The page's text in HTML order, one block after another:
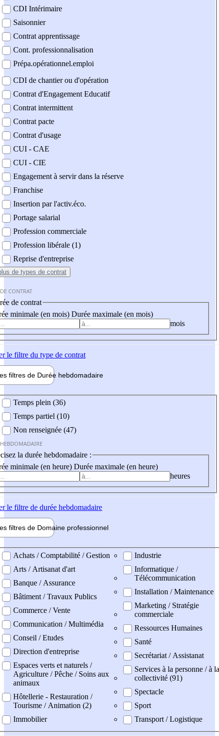
CDI Intérimaire
Saisonnier
Contrat apprentissage
Cont. professionnalisation
Prépa.opérationnel.emploi
CDI de chantier ou d'opération
Contrat d'Engagement Educatif
Contrat intermittent
Contrat pacte
Contrat d'usage
CUI - CAE
CUI - CIE
Engagement à servir dans la réserve
Franchise
Insertion par l'activ.éco.
Portage salarial
Profession commerciale
Profession libérale (1)
Reprise d'entreprise
de types de contrat
CONTRAT
de contrat
minimale (en mois) Durée maximale (en mois)
mois
le filtre du type de contrat
filtres de Durée hebdomadaire
Temps plein (36)
Temps partiel (10)
Non renseignée (47)
la durée hebdomadaire :
minimale (en heure) Durée maximale (en heure)
heures
le filtre de durée hebdomadaire
filtres de Domaine professionnel
professionel
Achats / Comptabilité / Gestion
Arts / Artisanat d'art
Banque / Assurance
Bâtiment / Travaux Publics
Commerce / Vente
Communication / Multimédia
Conseil / Etudes
Direction d'entreprise
Espaces verts et naturels /
Agriculture / Pêche / Soins aux
animaux
Hôtellerie - Restauration /
Tourisme / Animation (2)
Immobilier
Industrie
Informatique /
Télécommunication
Installation / Maintenance
Marketing / Stratégie
commerciale
Ressources Humaines
Santé
Secrétariat / Assistanat
Services à la personne / à la
collectivité (91)
Spectacle
Sport
Transport / Logistique